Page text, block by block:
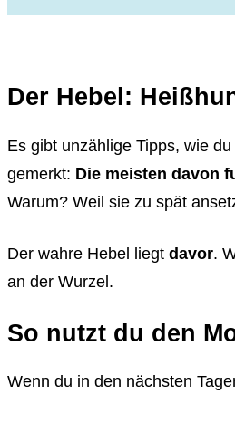
Der Hebel:
Es gibt unzählige Tipps, wie
gemerkt: Die meisten davon
Warum? Weil sie zu spät
Der wahre Hebel liegt davor.
an der Wurzel.
So nutzt du den
Wenn du in den nächsten